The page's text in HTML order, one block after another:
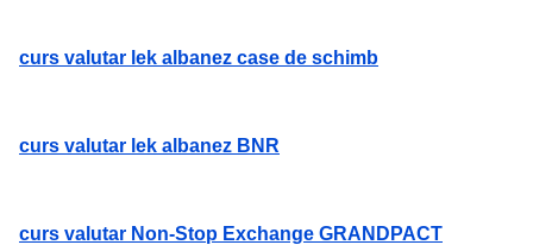
curs valutar lek albanez case de schimb
curs valutar lek albanez BNR
curs valutar Non-Stop Exchange GRANDPACT